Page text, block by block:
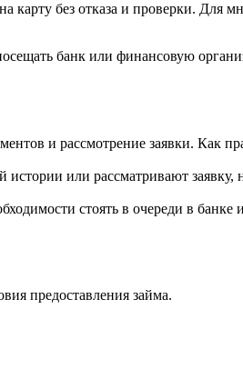
карту без отказа и проверки. Для
банк или финансовую
и рассмотрение заявки. Как
или рассматривают заявку,
стоять в очереди в банке
предоставления займа.